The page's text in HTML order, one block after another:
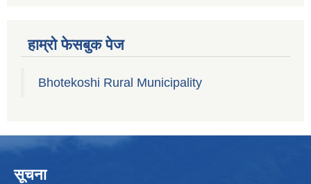
हाम्रो फेसबुक पेज
Bhotekoshi Rural Municipality
सूचना